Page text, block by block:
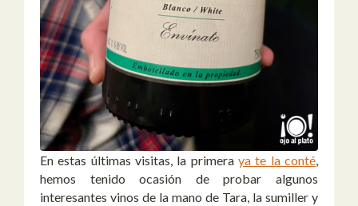
En estas últimas visitas, la primera ya te la conté
hemos tenido ocasión de probar algunos
interesantes vinos de la mano de Tara, la sumiller y